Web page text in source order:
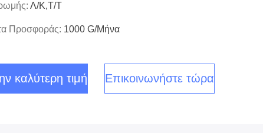
Λ/Κ,Τ/Τ
Προσφοράς: 1000 G/μήνα
καλύτερη τιμή Επικοινωνήστε τώρα